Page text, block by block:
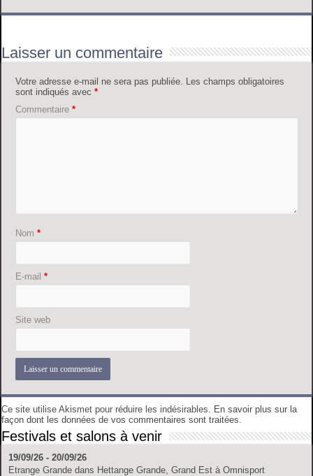
Laisser un commentaire
Votre adresse e-mail ne sera pas publiée.
Les champs obligatoires
sont indiqués avec*
Commentaire*
Nom*
E-mail*
Site web
Ce site utilise Akismet pour réduire les indésirables.
En savoir plus sur la
façon dont les données de vos commentaires sont traitées
Festivals et salons à venir
19/09/26 - 20/09/26
Etrange Grande dans Hettange Grande, Grand Est à Omnisport